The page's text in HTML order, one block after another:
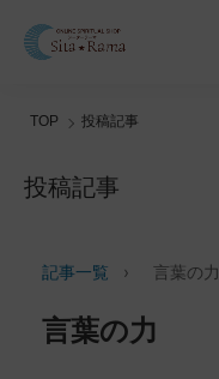
TOP 投稿記事
投稿記事
記事一覧 › 言葉の力
言葉の力